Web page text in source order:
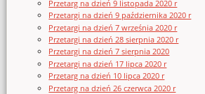
Przetarg na dzień 9 listopada 2020 r
Przetargi na dzień 9 października 2020 r
Przetargi na dzień 7 września 2020 r
Przetargi na dzień 28 sierpnia 2020 r
Przetargi na dzień 7 sierpnia 2020
Przetargi na dzień 17 lipca 2020 r
Przetarg na dzień 10 lipca 2020 r
Przetarg na dzień 26 czerwca 2020 r